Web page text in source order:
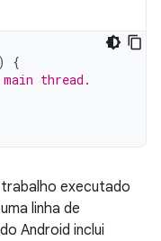
)
{
thread.
executado
linha de
Android inclui